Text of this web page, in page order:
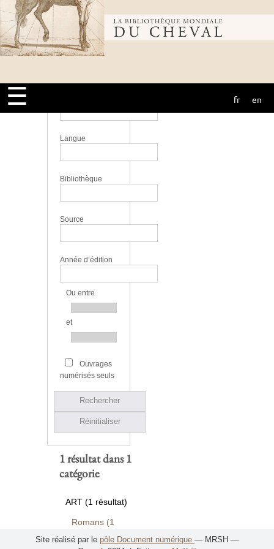
Bibliothèque
mondiale du
cheval
☰ fr en
Éditeur
Collection
Langue
Bibliothèque
Source
Année d’édition
Ou entre
et
Ouvrages
numérisés seuls
Rechercher
Réinitialiser
Équitation,
perfectionnement
1 résultat dans 1
catégorie
ART (1 résultat)
Romans (1
Site réalisé par le pôle Document numérique — MRSH —